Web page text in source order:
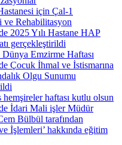
için Çal-1
ve Rehabilitasyon
2025 Yılı Hastane HAP
gerçekleştirildi
Emzirme Haftası
Çocuk İhmal ve İstismarına
Olgu Sunumu
hemşireler haftası kutlu olsun
İdari Mali işler Müdür
Bülbül tarafından
İşlemleri’ hakkında eğitim